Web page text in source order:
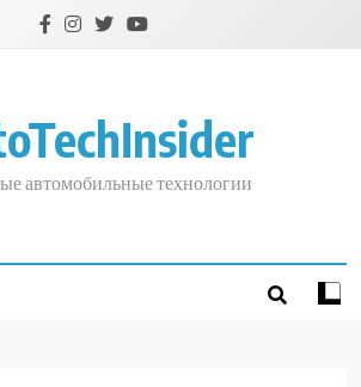
автомобильные технологии